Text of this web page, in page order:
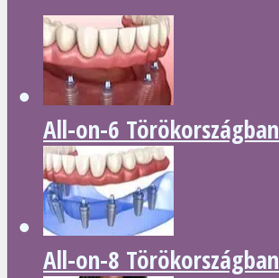
All-on-6 Törökországban
All-on-8 Törökországban